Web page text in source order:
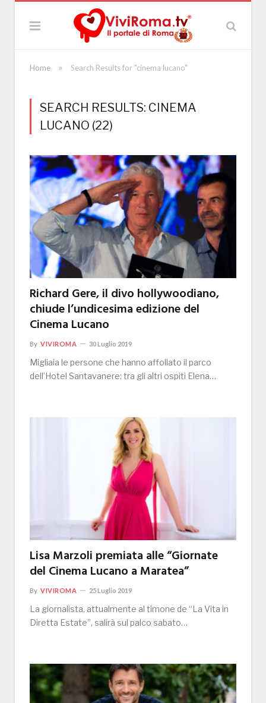
Home » Search Results for "cinema lucano"
SEARCH RESULTS: CINEMA
LUCANO (22)
Richard Gere, il divo hollywoodiano,
chiude l’undicesima edizione del
Cinema Lucano
By VIVIROMA 30 Luglio 2019
Migliaia le persone che hanno affollato il parco
dell’Hotel Santavanere: tra gli altri ospiti Elena…
Lisa Marzoli premiata alle “Giornate
del Cinema Lucano a Maratea”
By VIVIROMA 25 Luglio 2019
La giornalista, attualmente al timone de “La Vita in
Diretta Estate”, salirà sul palco sabato…